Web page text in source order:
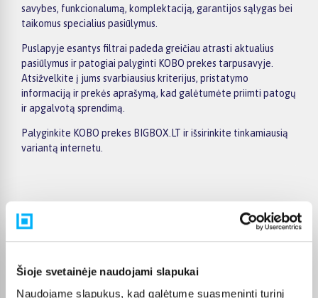
Šioje svetainėje naudojami slapukai
Naudojame slapukus, kad galėtume suasmeninti turinį
savybes, funkcionalumą, komplektaciją, garantijos sąlygas bei
taikomus specialius pasiūlymus.
Puslapyje esantys filtrai padeda greičiau atrasti aktualius
pasiūlymus ir patogiai palyginti KOBO prekes tarpusavyje.
Atsižvelkite į jums svarbiausius kriterijus, pristatymo
informaciją ir prekės aprašymą, kad galėtumėte priimti patogų
ir apgalvotą sprendimą.
Palyginkite KOBO prekes BIGBOX.LT ir išsirinkite tinkamiausią
variantą internetu.
Pirkėjų atsiliepimai apie prekes
Vahur T.